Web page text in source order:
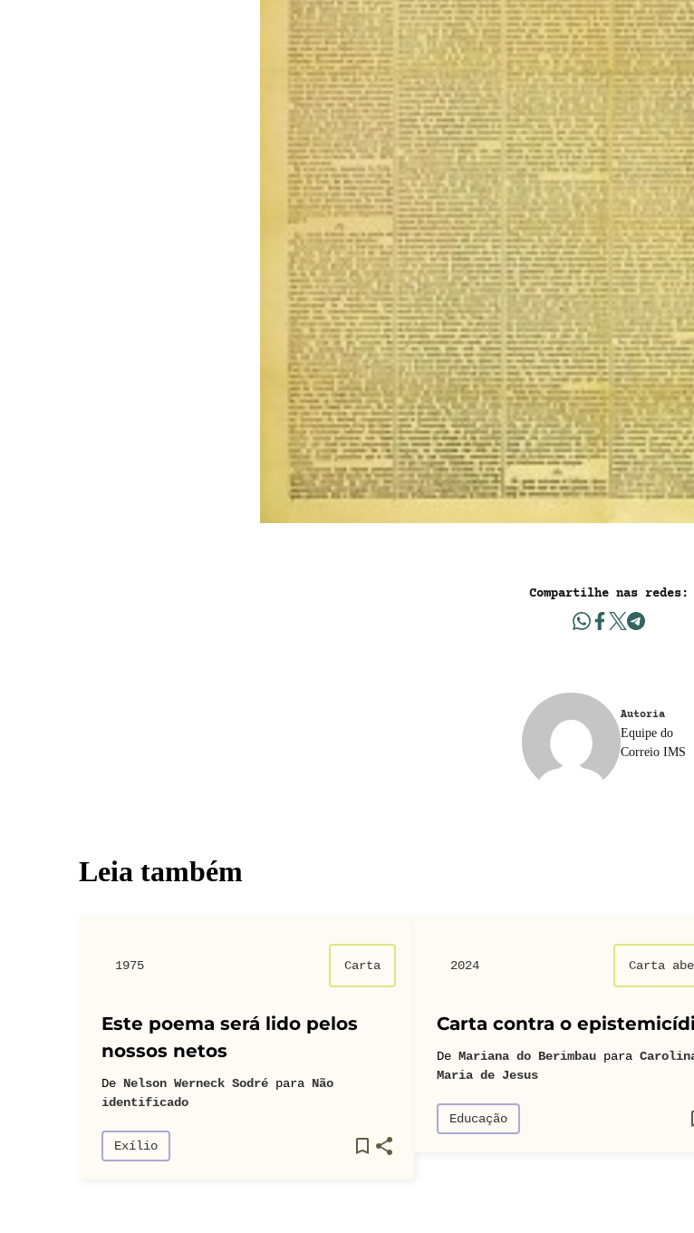
Compartilhe nas redes:
Autoria
Equipe do
Correio IMS
Leia também
1975 Carta
Este poema será lido pelos
nossos netos
De Nelson Werneck Sodré para Não
identificado
Exílio
2024 Carta
Carta contra o
De Mariana do Berimbau para
Maria de Jesus
Educação